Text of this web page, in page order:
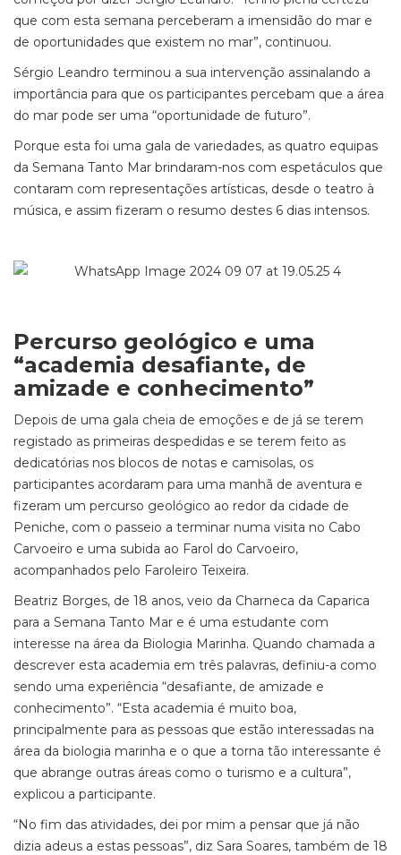
que com esta semana perceberam a imensidão do mar e
de oportunidades que existem no mar”, continuou.
Sérgio Leandro terminou a sua intervenção assinalando a
importância para que os participantes percebam que a área
do mar pode ser uma “oportunidade de futuro”.
Porque esta foi uma gala de variedades, as quatro equipas
da Semana Tanto Mar brindaram-nos com espetáculos que
contaram com representações artísticas, desde o teatro à
música, e assim fizeram o resumo destes 6 dias intensos.
Percurso geológico e uma
“academia desafiante, de
amizade e conhecimento”
Depois de uma gala cheia de emoções e de já se terem
registado as primeiras despedidas e se terem feito as
dedicatórias nos blocos de notas e camisolas, os
participantes acordaram para uma manhã de aventura e
fizeram um percurso geológico ao redor da cidade de
Peniche, com o passeio a terminar numa visita no Cabo
Carvoeiro e uma subida ao Farol do Carvoeiro,
acompanhados pelo Faroleiro Teixeira.
Beatriz Borges, de 18 anos, veio da Charneca da Caparica
para a Semana Tanto Mar e é uma estudante com
interesse na área da Biologia Marinha. Quando chamada a
descrever esta academia em três palavras, definiu-a como
sendo uma experiência “desafiante, de amizade e
conhecimento”. “Esta academia é muito boa,
principalmente para as pessoas que estão interessadas na
área da biologia marinha e o que a torna tão interessante é
que abrange outras áreas como o turismo e a cultura”,
explicou a participante.
“No fim das atividades, dei por mim a pensar que já não
dizia adeus a estas pessoas”, diz Sara Soares, também de 18